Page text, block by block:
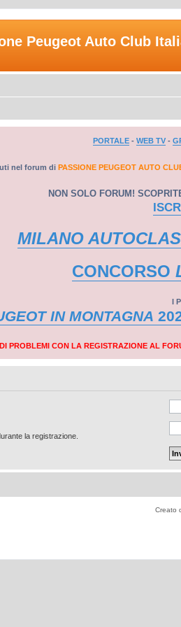
Peugeot Auto Club
PORTALE - WEB TV -
nel forum di PASSIONE PEUGEOT AUTO
NON SOLO FORUM!
MILANO
CONCORSO
I
IN MONTAGNA
PROBLEMI CON LA REGISTRAZIONE AL
la registrazione.
Creato